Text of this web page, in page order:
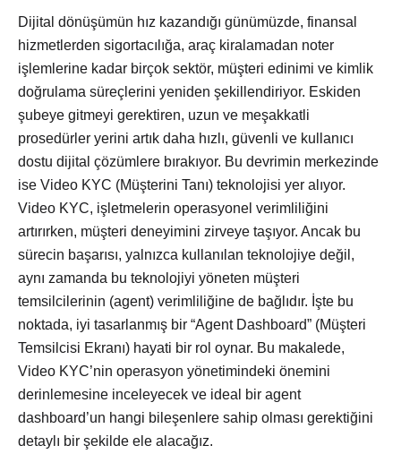
Dijital dönüşümün hız kazandığı günümüzde, finansal
hizmetlerden sigortacılığa, araç kiralamadan noter
işlemlerine kadar birçok sektör, müşteri edinimi ve kimlik
doğrulama süreçlerini yeniden şekillendiriyor. Eskiden
şubeye gitmeyi gerektiren, uzun ve meşakkatli
prosedürler yerini artık daha hızlı, güvenli ve kullanıcı
dostu dijital çözümlere bırakıyor. Bu devrimin merkezinde
ise Video KYC (Müşterini Tanı) teknolojisi yer alıyor.
Video KYC, işletmelerin operasyonel verimliliğini
artırırken, müşteri deneyimini zirveye taşıyor. Ancak bu
sürecin başarısı, yalnızca kullanılan teknolojiye değil,
aynı zamanda bu teknolojiyi yöneten müşteri
temsilcilerinin (agent) verimliliğine de bağlıdır. İşte bu
noktada, iyi tasarlanmış bir “Agent Dashboard” (Müşteri
Temsilcisi Ekranı) hayati bir rol oynar. Bu makalede,
Video KYC’nin operasyon yönetimindeki önemini
derinlemesine inceleyecek ve ideal bir agent
dashboard’un hangi bileşenlere sahip olması gerektiğini
detaylı bir şekilde ele alacağız.